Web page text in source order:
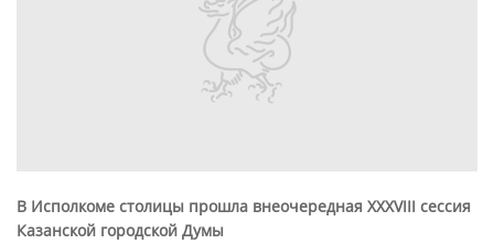
В Исполкоме столицы прошла внеочередная XXXVIII сессия
Казанской городской Думы